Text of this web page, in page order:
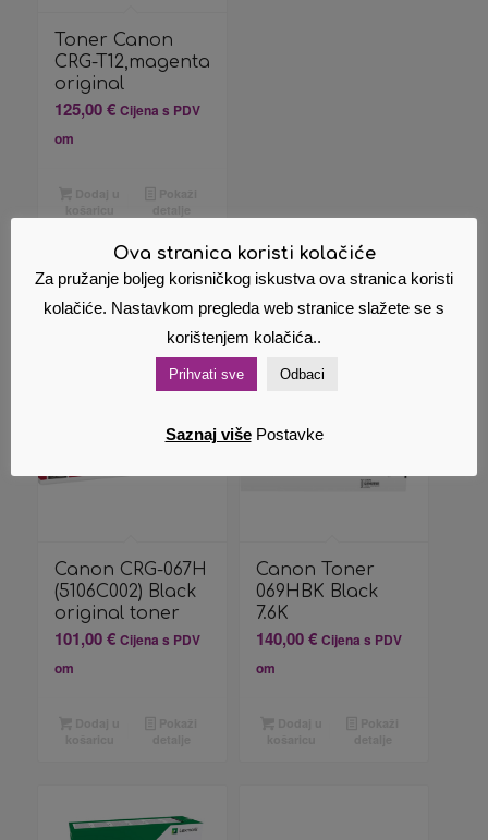
Toner Canon
CRG-T12,magenta
original
125,00€ Cijena s PDV
om
Povezani proizvodi
Canon CRG-067H
(5106C002) Black
original toner
101,00€ Cijena s PDV
om
Canon Toner
069HBK Black
7.6K
140,00€ Cijena s PDV
om
Ova stranica koristi kolačiće
Za pružanje boljeg korisničkog iskustva ova stranica koristi
kolačiće. Nastavkom pregleda web stranice slažete se s
korištenjem kolačića..
Prihvati sve Odbaci
Saznaj više Postavke